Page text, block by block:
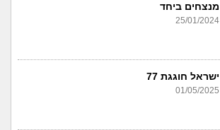
מנצחים ביחד
25/01/2024
ישראל חוגגת 77
01/05/2025